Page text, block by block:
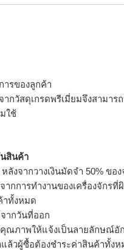
ารของลูกค้า
ากวัสดุเกรดพรีเมี่ยมจึงสาม
ใช้
นสินค้า
หลังจากวางเงินมัดจำ 50% ข
ากการทำงานของเครื่องจักร
าทั้งหมด
ากวันที่ออก
ภาพให้แจ้งเป็นลายลักษณ์อั
ล้วผู้ซื้อต้องชำระค่าสินค้าทั้งห